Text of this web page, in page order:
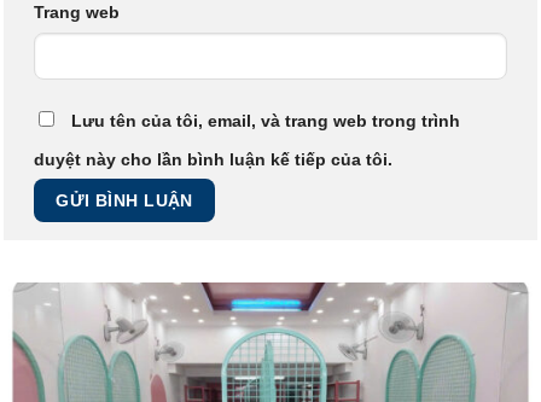
Trang web
Lưu tên của tôi, email, và trang web trong trình
duyệt này cho lần bình luận kế tiếp của tôi.